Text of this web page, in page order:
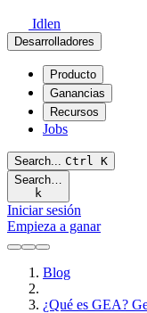
Idlen
Desarrolladores
Producto
Ganancias
Recursos
Jobs
Search... Ctrl K
Search…
k
Iniciar sesión
Empieza a ganar
Blog
¿Qué es GEA?